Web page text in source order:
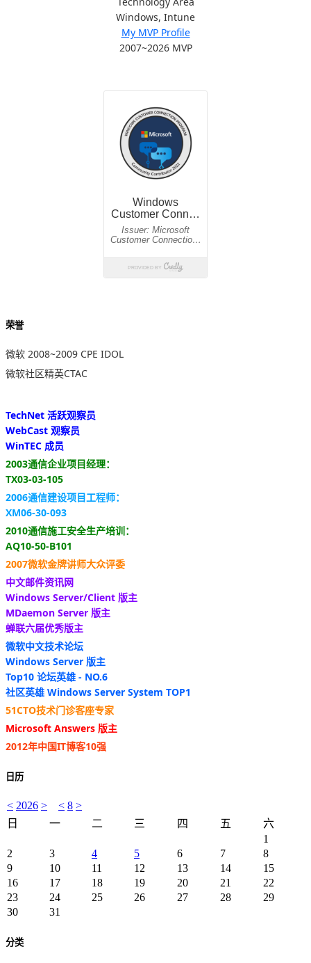
Windows, Intune
My MVP Profile
2007~2026 MVP
荣誉
微软 2008~2009 CPE IDOL
微软社区精英CTAC
TechNet 活跃观察员
WebCast 观察员
WinTEC 成员
2003通信企业项目经理：
TX03-03-105
2006通信建设项目工程师：
XM06-30-093
2010通信施工安全生产培训：
AQ10-50-B101
2007微软金牌讲师大众评委
中文邮件资讯网
Windows Server/Client 版主
MDaemon Server 版主
蝉联六届优秀版主
微软中文技术论坛
Windows Server 版主
Top10 论坛英雄 - NO.6
社区英雄 Windows Server System TOP1
51CTO技术门诊客座专家
Microsoft Answers 版主
2012年中国IT博客10强
日历
< 2026 > < 8 >
日
一 二 三 四 五
六
1
2
3 4 5 6 7
8
9
10 11 12 13 14
15
16
17 18 19 20 21
22
23
24 25 26 27 28
29
30
31
分类